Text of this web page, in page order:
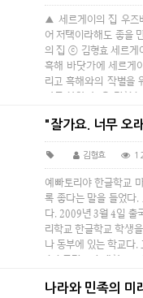
▲ 세르게이의 집 우즈
어 저택이라해도 좋을
의 집 ⓒ 김형효 세르
흑해 바닷가에 세르게
리고 흑해와의 작별을
다를 찾았다. ⓒ 김형
"잘가요. 너무 오
김형효
예빠토리야 한글학교
록 좋다는 말을 들었다
다. 2009년 3월 4일 출
리학교 한글학교 학생
나 동부에 있는 학교다.
수호믈린스키 대학교
나라와 민족의 미